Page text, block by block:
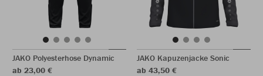
JAKO Polyesterhose Dynamic
ab 23,00 €
JAKO Kapuzenjacke Sonic
ab 43,50 €